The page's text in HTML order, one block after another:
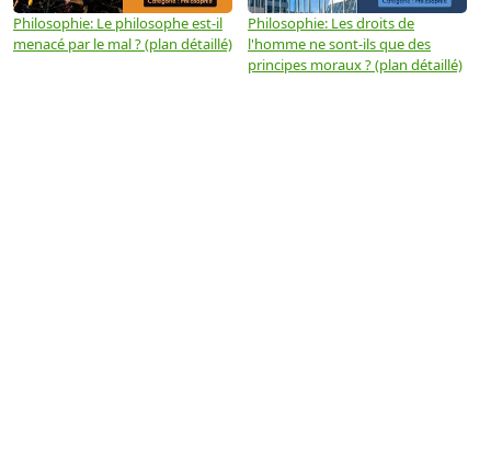
Philosophie: Le philosophe est-il
menacé par le mal ? (plan détaillé)
Philosophie: Les droits de
l'homme ne sont-ils que des
principes moraux ? (plan détaillé)